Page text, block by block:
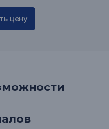
цену